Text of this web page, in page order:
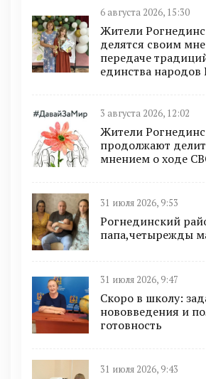
6 августа 2026, 15:30
Жители
делятся своим
передаче
единства народов
3 августа 2026, 12:02
Жители
продолжают
мнением о ходе
31 июля 2026, 9:53
Рогнединский
папа,четырежды
31 июля 2026, 9:47
Скоро в школу:
нововведения и
готовность
31 июля 2026, 9:43